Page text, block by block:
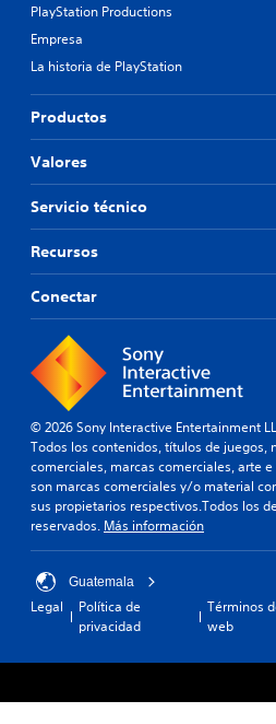
PlayStation Productions
Empresa
La historia de PlayStation
Productos
Valores
Servicio técnico
Recursos
Conectar
© 2026 Sony Interactive Entertainment
Todos los contenidos, títulos de juegos,
comerciales, marcas comerciales, arte
son marcas comerciales y/o material
sus propietarios respectivos.Todos los
reservados. Más información
Guatemala
Legal
Política de
privacidad
Términos
web